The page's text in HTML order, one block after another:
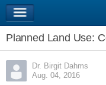
Planned Land Use:
Dr. Birgit Dahms
Aug. 04, 2016